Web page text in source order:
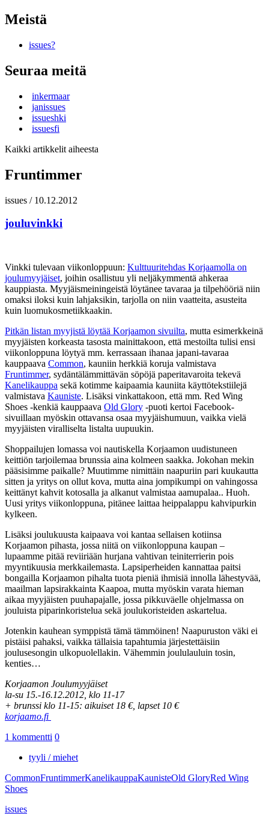
Meistä
issues?
Seuraa meitä
inkermaar
janissues
issueshki
issuesfi
Kaikki artikkelit aiheesta
Fruntimmer
issues / 10.12.2012
jouluvinkki
Vinkki tulevaan viikonloppuun: Kulttuuritehdas Korjaamolla on
joulumyyjäiset, joihin osallistuu yli neljäkymmentä ahkeraa
kauppiasta. Myyjäismeiningeistä löytänee tavaraa ja tilpehööriä niin
omaksi iloksi kuin lahjaksikin, tarjolla on niin vaatteita, asusteita
kuin luomukosmetiikkaakin.
Pitkän listan myyjistä löytää Korjaamon sivuilta, mutta esimerkkeinä
myyjäisten korkeasta tasosta mainittakoon, että mestoilta tulisi ensi
viikonloppuna löytyä mm. kerrassaan ihanaa japani-tavaraa
kauppaava Common, kauniin herkkiä koruja valmistava
Fruntimmer, sydäntälämmittävän söpöjä paperitavaroita tekevä
Kanelikauppa sekä kotimme kaipaamia kauniita käyttötekstiilejä
valmistava Kauniste. Lisäksi vinkattakoon, että mm. Red Wing
Shoes -kenkiä kauppaava Old Glory -puoti kertoi Facebook-
sivuillaan myöskin ottavansa osaa myyjäishumuun, vaikka vielä
myyjäisten viralliselta listalta uupuukin.
Shoppailujen lomassa voi nautiskella Korjaamon uudistuneen
keittiön tarjoilemaa brunssia aina kolmeen saakka. Jokohan mekin
pääsisimme paikalle? Muutimme nimittäin naapuriin pari kuukautta
sitten ja yritys on ollut kova, mutta aina jompikumpi on vahingossa
keittänyt kahvit kotosalla ja alkanut valmistaa aamupalaa.. Huoh.
Uusi yritys viikonloppuna, pitänee laittaa heippalappu kahvipurkin
kylkeen.
Lisäksi joulukuusta kaipaava voi kantaa sellaisen kotiinsa
Korjaamon pihasta, jossa niitä on viikonloppuna kaupan –
lupaamme pitää reviiriään hurjana vahtivan teiniterrierin pois
myyntikuusia merkkailemasta. Lapsiperheiden kannattaa paitsi
bongailla Korjaamon pihalta tuota pieniä ihmisiä innolla lähestyvää,
maailman lapsirakkainta Kaapoa, mutta myöskin varata hieman
aikaa myyjäisten puuhapajalle, jossa pikkuväelle ohjelmassa on
jouluista piparinkoristelua sekä joulukoristeiden askartelua.
Jotenkin kauhean symppistä tämä tämmöinen! Naapuruston väki ei
pistäisi pahaksi, vaikka tällaisia tapahtumia järjestettäisiin
joulusesongin ulkopuolellakin. Vähemmin joululauluin tosin,
kenties…
Korjaamon Joulumyyjäiset
la-su 15.-16.12.2012, klo 11-17
+ brunssi klo 11-15: aikuiset 18 €, lapset 10 €
korjaamo.fi
1 kommentti 0
tyyli / miehet
CommonFruntimmerKanelikauppaKaunisteOld GloryRed Wing
Shoes
issues